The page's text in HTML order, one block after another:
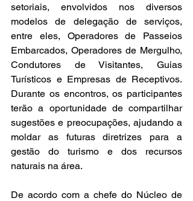
setoriais, envolvidos nos diversos
modelos de delegação de serviços,
entre eles, Operadores de Passeios
Embarcados, Operadores de Mergulho,
Condutores de Visitantes, Guias
Turísticos e Empresas de Receptivos.
Durante os encontros, os participantes
terão a oportunidade de compartilhar
sugestões e preocupações, ajudando a
moldar as futuras diretrizes para a
gestão do turismo e dos recursos
naturais na área.
De acordo com a chefe do Núcleo de